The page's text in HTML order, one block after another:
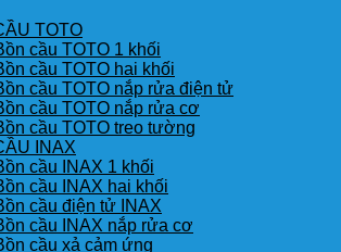
TOTO
cầu TOTO 1 khối
cầu TOTO hai khối
cầu TOTO nắp rửa điện tử
cầu TOTO nắp rửa cơ
cầu TOTO treo tường
INAX
cầu INAX 1 khối
cầu INAX hai khối
cầu điện tử INAX
cầu INAX nắp rửa cơ
cầu xả cảm ứng